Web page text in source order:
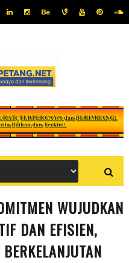
WUJUDKAN
DAN EFISIEN,